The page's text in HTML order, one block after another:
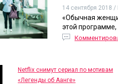
14 сентября 2018
«Обычная
этой программе,
Netflix снимут сериал по мотивам
«Легенды об Аанге»